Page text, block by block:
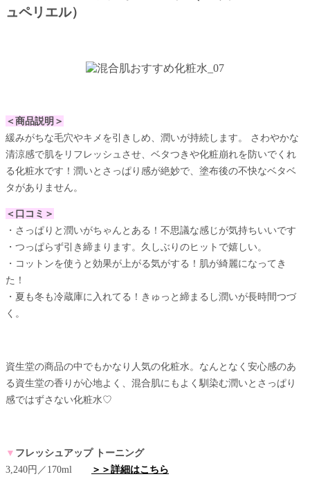
ュペリエル）
＜商品説明＞
緩みがちな毛穴やキメを引きしめ、潤いが持続します。 さわやかな
清涼感で肌をリフレッシュさせ、ベタつきや化粧崩れを防いでくれ
る化粧水です！潤いとさっぱり感が絶妙で、塗布後の不快なベタベ
タがありません。
＜口コミ＞
・さっぱりと潤いがちゃんとある！不思議な感じが気持ちいいです
・つっぱらず引き締まります。久しぶりのヒットで嬉しい。
・コットンを使うと効果が上がる気がする！肌が綺麗になってき
た！
・夏も冬も冷蔵庫に入れてる！きゅっと締まるし潤いが長時間つづ
く。
資生堂の商品の中でもかなり人気の化粧水。なんとなく安心感のあ
る資生堂の香りが心地よく、混合肌にもよく馴染む潤いとさっぱり
感ではずさない化粧水♡
▼ フレッシュアップ トーニング
3,240円／170ml
＞＞詳細はこちら